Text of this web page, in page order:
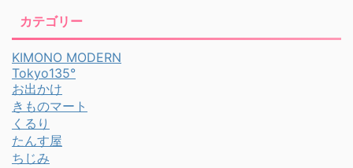
カテゴリー
KIMONO MODERN
Tokyo135°
お出かけ
きものマート
くるり
たんす屋
ちじみ